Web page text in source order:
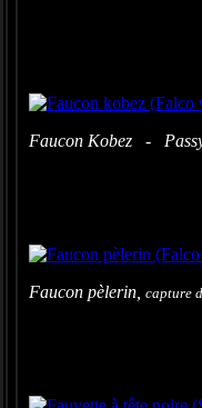
Faucon Kobez -
Faucon pèlerin, capture